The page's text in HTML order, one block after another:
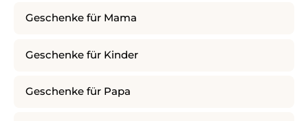
Geschenke für Mama
Geschenke für Kinder
Geschenke für Papa